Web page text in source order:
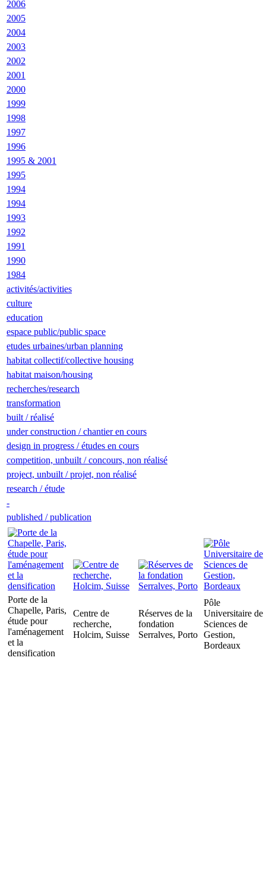
2006
2005
2004
2003
2002
2001
2000
1999
1998
1997
1996
1995 & 2001
1995
1994
1994
1993
1992
1991
1990
1984
activités/activities
culture
education
espace public/public space
etudes urbaines/urban planning
habitat collectif/collective housing
habitat maison/housing
recherches/research
transformation
built / réalisé
under construction / chantier en cours
design in progress / études en cours
competition, unbuilt / concours, non réalisé
project, unbuilt / projet, non réalisé
research / étude
-
published / publication
Porte de la
Chapelle, Paris,
étude pour
l'aménagement
et la
densification
Centre de
recherche,
Holcim, Suisse
Réserves de la
fondation
Serralves, Porto
Pôle
Universitaire de
Sciences de
Gestion,
Bordeaux